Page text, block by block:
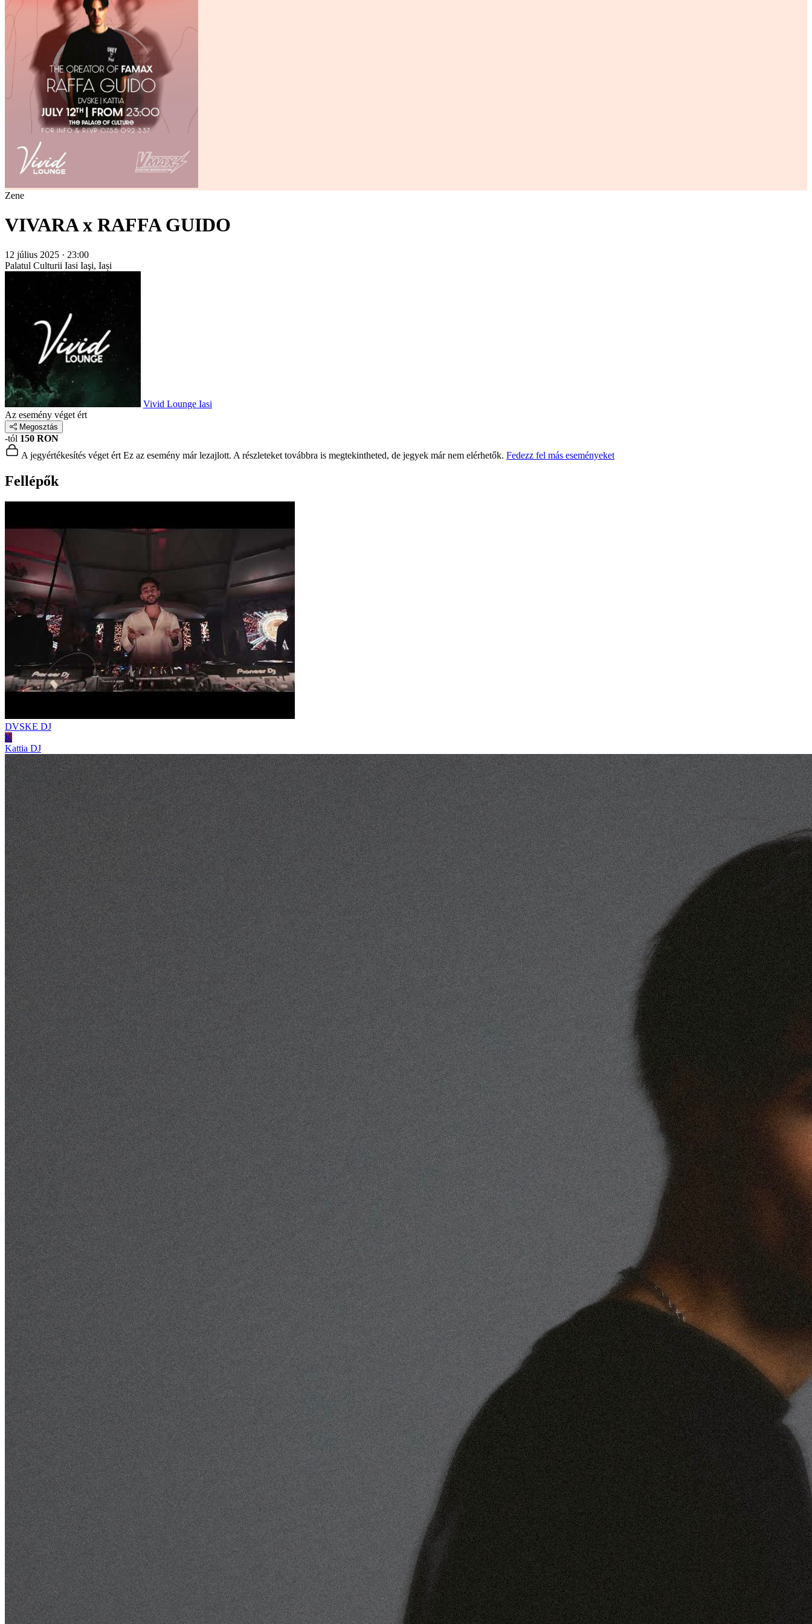
Zene
VIVARA x RAFFA GUIDO
12 július 2025 · 23:00
Palatul Culturii Iasi Iaşi, Iași
Vivid Lounge Iasi
Az esemény véget ért
Megosztás
-tól 150 RON
A jegyértékesítés véget ért Ez az esemény már lezajlott. A részleteket továbbra is megtekintheted, de jegyek már nem elérhetők. Fedezz fel más eseményeket
Fellépők
DVSKE DJ
K
Kattia DJ